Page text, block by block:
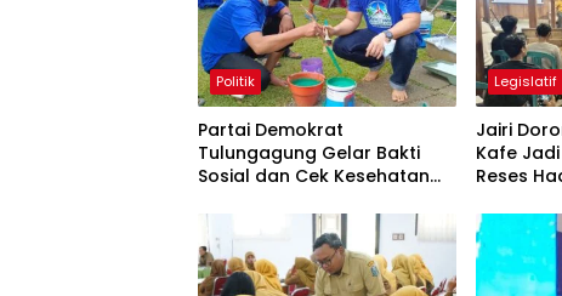
Politik
Partai Demokrat
Tulungagung Gelar Bakti
Sosial dan Cek Kesehatan
Legislatif
Jairi
Kafe
Reses